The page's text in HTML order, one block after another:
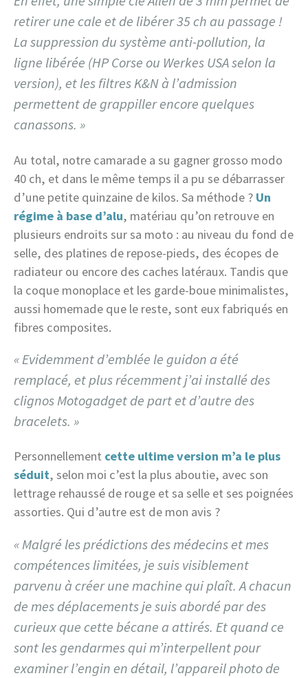
retirer une cale et de libérer 35 ch au passage !
La suppression du système anti-pollution, la
ligne libérée (HP Corse ou Werkes USA selon la
version), et les filtres K&N à l’admission
permettent de grappiller encore quelques
canassons. »
Au total, notre camarade a su gagner grosso modo
40 ch, et dans le même temps il a pu se débarrasser
d’une petite quinzaine de kilos. Sa méthode ? Un
régime à base d’alu, matériau qu’on retrouve en
plusieurs endroits sur sa moto : au niveau du fond de
selle, des platines de repose-pieds, des écopes de
radiateur ou encore des caches latéraux. Tandis que
la coque monoplace et les garde-boue minimalistes,
aussi homemade que le reste, sont eux fabriqués en
fibres composites.
« Evidemment d’emblée le guidon a été
remplacé, et plus récemment j’ai installé des
clignos Motogadget de part et d’autre des
bracelets. »
Personnellement cette ultime version m’a le plus
séduit, selon moi c’est la plus aboutie, avec son
lettrage rehaussé de rouge et sa selle et ses poignées
assorties. Qui d’autre est de mon avis ?
« Malgré les prédictions des médecins et mes
compétences limitées, je suis visiblement
parvenu à créer une machine qui plaît. A chacun
de mes déplacements je suis abordé par des
curieux que cette bécane a attirés. Et quand ce
sont les gendarmes qui m’interpellent pour
examiner l’engin en détail, l’appareil photo de